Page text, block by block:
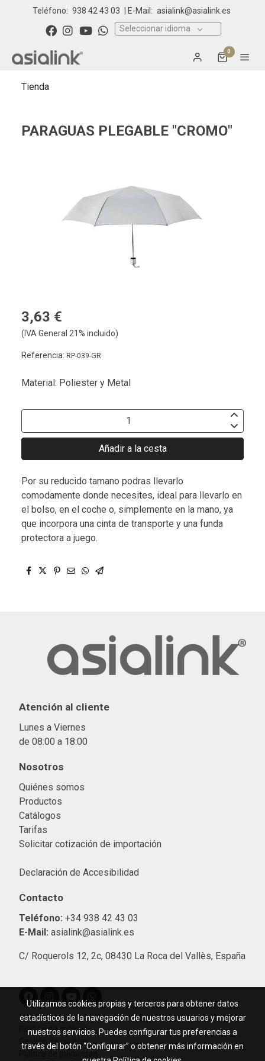
Teléfono: 938 42 43 03 | E-Mail: asialink@asialink.es
Seleccionar idioma
0
Tienda
PARAGUAS PLEGABLE "CROMO"
3,63 €
(IVA General 21% incluido)
Referencia: RP-039-GR
Material: Poliester y Metal
Añadir a la cesta
Por su reducido tamano podras llevarlo
comodamente donde necesites, ideal para llevarlo en
el bolso, en el coche o, simplemente en la mano, ya
que incorpora una cinta de transporte y una funda
protectora a juego.
Atención al cliente
Lunes a Viernes
de 08:00 a 18:00
Nosotros
Quiénes somos
Productos
Catálogos
Tarifas
Solicitar cotización de importación
Declaración de Accesibilidad
Contacto
Teléfono: +34 938 42 43 03
E-Mail: asialink@asialink.es
C/ Roquerols 12, 2c, 08430 La Roca del Vallès, España
Aviso legal
Política de cookies
Gestión de cookies
Utilizamos cookies propias y terceros para obtener datos
estadísticos de la navegación de nuestros usuarios y mejorar
nuestros servicios. Puedes configurar tus preferencias a
través del botón “Configurar” o obtener más información en